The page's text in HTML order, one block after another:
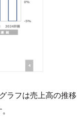
ラフは売上高の推移